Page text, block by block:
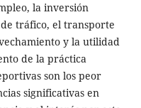
la inversión
tráfico, el transporte
y la utilidad
de la práctica
son los peor
significativas en